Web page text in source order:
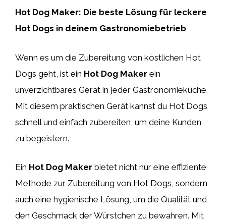
Hot Dog Maker: Die beste Lösung für leckere
Hot Dogs in deinem Gastronomiebetrieb
Wenn es um die Zubereitung von köstlichen Hot
Dogs geht, ist ein Hot Dog Maker ein
unverzichtbares Gerät in jeder Gastronomieküche.
Mit diesem praktischen Gerät kannst du Hot Dogs
schnell und einfach zubereiten, um deine Kunden
zu begeistern.
Ein Hot Dog Maker bietet nicht nur eine effiziente
Methode zur Zubereitung von Hot Dogs, sondern
auch eine hygienische Lösung, um die Qualität und
den Geschmack der Würstchen zu bewahren. Mit